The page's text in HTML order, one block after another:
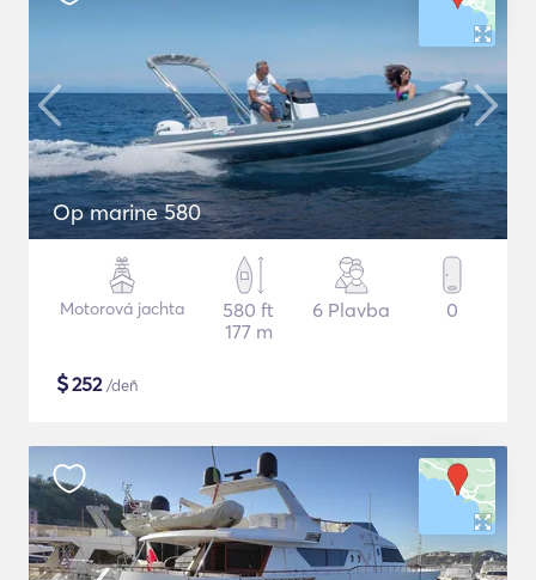
Op marine 580
Motorová jachta
580 ft
177 m
6 Plavba 0
$252/deň